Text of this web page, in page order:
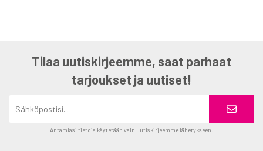
Tilaa uutiskirjeemme, saat parhaat
tarjoukset ja uutiset!
Antamiasi tietoja käytetään vain uutiskirjeemme lähetykseen.